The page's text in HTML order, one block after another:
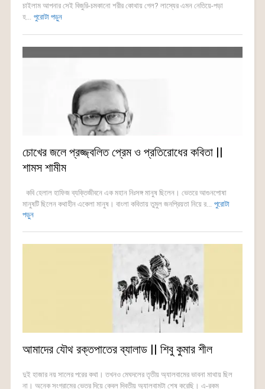
চাইলাম আপনার সেই বিজুরি-চমকানো শরীর কোথায় গেল? লাস্যের এমন নেতিয়ে-পড়া
হ... পুরোটা পড়ুন
চোখের জলে প্রজ্জ্বলিত প্রেম ও প্রতিরোধের কবিতা ||
শামস শামীম
কবি হেলাল হাফিজ ব্যক্তিজীবনে এক মহান নিঃসঙ্গ মানুষ ছিলেন। ভেতরে আগুনপোষা
মানুষটি ছিলেন কথাহীন একেলা মানুষ। বাংলা কবিতায় তুমুল জনপ্রিয়তা নিয়ে র... পুরোটা
পড়ুন
আমাদের যৌথ রক্তপাতের ব্যালাড || শিবু কুমার শীল
দুই হাজার নয় সালের পরের কথা। তখনও মেঘদলের তৃতীয় অ্যালবামের ভাবনা মাথায় ছিল
না। অনেক সংগ্রামের ভেতর দিয়ে কেবল দ্বিতীয় অ্যালবামটা শেষ করেছি। এ-রকম